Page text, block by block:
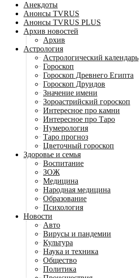
Анекдоты
Анонсы TVRUS
Анонсы TVRUS PLUS
Архив новостей
Архив
Астрология
Астрологический календарь
Гороскоп
Гороскоп Древнего Египта
Гороскоп Друидов
Значение имени
Зороастрийский гороскоп
Интересное про камни
Интересное про Таро
Нумерология
Таро прогноз
Цветочный гороскоп
Здоровье и семья
Воспитание
ЗОЖ
Медицина
Народная медицина
Образование
Психология
Новости
Авто
Вирусы и пандемии
Культура
Наука и техника
Общество
Политика